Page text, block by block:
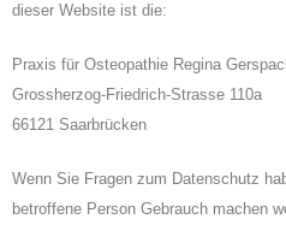
dieser Website ist die:
Praxis für Osteopathie Regina
Grossherzog-Friedrich-Strasse 110a
66121 Saarbrücken
Wenn Sie Fragen zum Datenschutz
betroffene Person Gebrauch machen